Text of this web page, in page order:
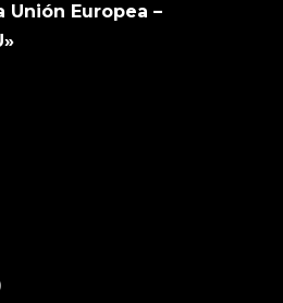
Unión Europea –